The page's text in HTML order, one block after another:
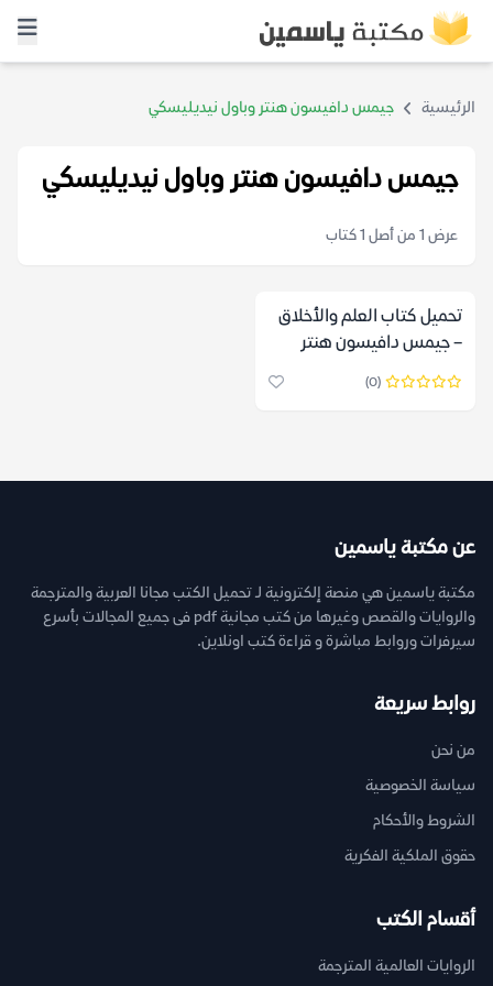
الرئيسية جيمس دافيسون هنتر وباول نيديليسكي
جيمس دافيسون هنتر وباول نيديليسكي
عرض 1 من أصل 1 كتاب
تحميل كتاب العلم والأخلاق
– جيمس دافيسون هنتر
وباول نيديليسكي
(0)
عن مكتبة ياسمين
مكتبة ياسمين هي منصة إلكترونية لـ تحميل الكتب مجانا العربية والمترجمة
والروايات والقصص وغيرها من كتب مجانية pdf فى جميع المجالات بأسرع
سيرفرات وروابط مباشرة و قراءة كتب اونلاين.
روابط سريعة
من نحن
سياسة الخصوصية
الشروط والأحكام
حقوق الملكية الفكرية
أقسام الكتب
الروايات العالمية المترجمة